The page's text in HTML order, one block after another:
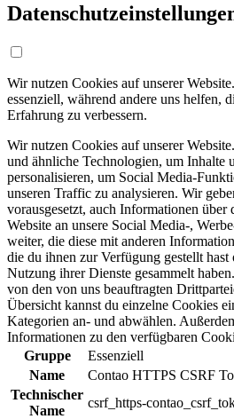
Wir nutzen Cookies auf unserer
essenziell, während andere uns helfen,
Erfahrung zu verbessern.
Wir nutzen Cookies auf unserer
und ähnliche Technologien, um Inhalte
personalisieren, um Social Media-
unseren Traffic zu analysieren. Wir
vorausgesetzt, auch Informationen über
Website an unsere Social Media-,
weiter, die diese mit anderen
die du ihnen zur Verfügung gestellt hast
Nutzung ihrer Dienste gesammelt
von den von uns beauftragten
Übersicht kannst du einzelne Cookies
Kategorien an- und abwählen.
Informationen zu den verfügbaren
Gruppe
Essenziell
Name
Contao HTTPS CSRF
Technischer
Name
csrf_https-